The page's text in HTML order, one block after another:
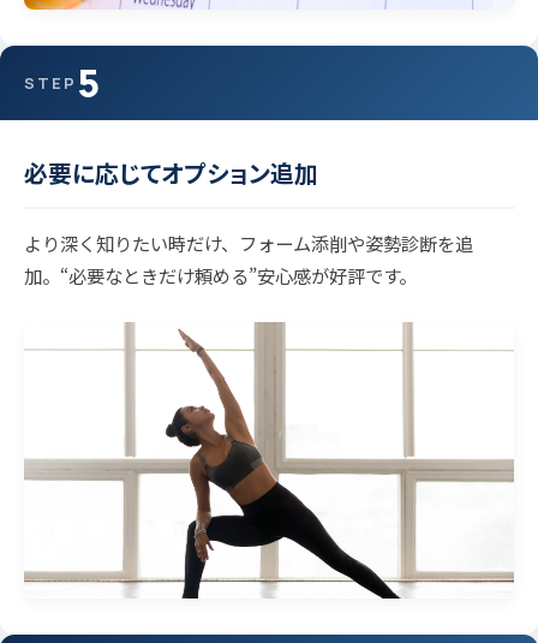
STEP 5
必要に応じてオプション追加
より深く知りたい時だけ、フォーム添削や姿勢診断を追
加。“必要なときだけ頼める”安心感が好評です。